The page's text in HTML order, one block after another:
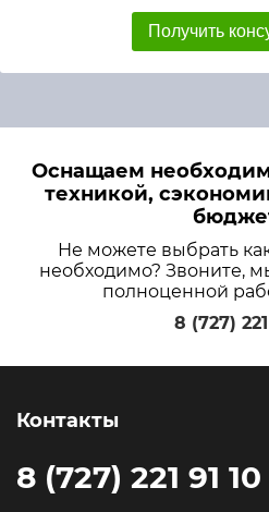
Получить
Оснащаем
техникой,
Не можете выбрать
необходимо? Звоните,
полноценной
8 (727)
Контакты
8 (727) 221 91 10